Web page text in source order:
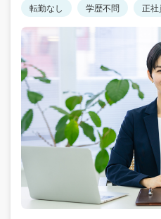
転勤なし 学歴不問 正社